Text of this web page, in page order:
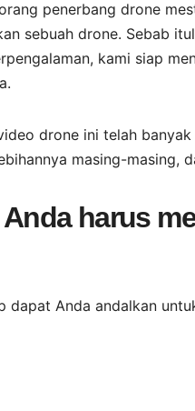
penerbang drone
sebuah drone. Sebab
kami siap
drone ini telah
masing-masing,
harus
dapat Anda andalkan